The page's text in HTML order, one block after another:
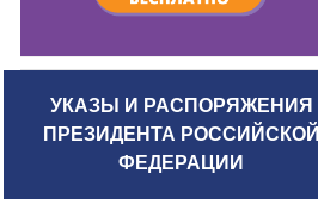
УКАЗЫ И РАСПОРЯЖЕНИЯ
ПРЕЗИДЕНТА РОССИЙСКОЙ
ФЕДЕРАЦИИ